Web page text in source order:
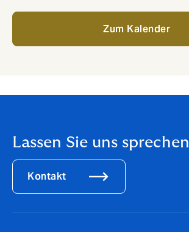
Zum Kalender
Lassen Sie uns sprechen
Kontakt